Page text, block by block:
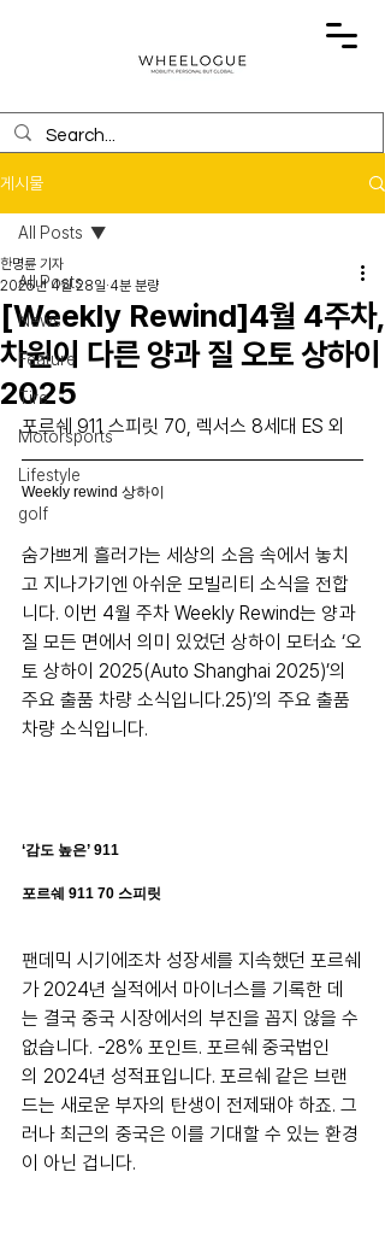
게시물
All Posts
News
Feature
Tire
Motorsports
Lifestyle
golf
All Posts
[Weekly Rewind]4월 4주차,
차원이 다른 양과 질 오토 상하이
2025
한명륜 기자
2025년 4월 28일 4분 분량
포르쉐 911 스피릿 70, 렉서스 8세대 ES 외
Weekly rewind 상하이
숨가쁘게 흘러가는 세상의 소음 속에서 놓치
고 지나가기엔 아쉬운 모빌리티 소식을 전합
니다. 이번 4월 주차 Weekly Rewind는 양과
질 모든 면에서 의미 있었던 상하이 모터쇼 ‘오
토 상하이 2025(Auto Shanghai 2025)’의
주요 출품 차량 소식입니다.25)’의 주요 출품
차량 소식입니다.
‘감도 높은’ 911
포르쉐 911 70 스피릿
팬데믹 시기에조차 성장세를 지속했던 포르쉐
가 2024년 실적에서 마이너스를 기록한 데
는 결국 중국 시장에서의 부진을 꼽지 않을 수
없습니다. -28% 포인트. 포르쉐 중국법인
의 2024년 성적표입니다. 포르쉐 같은 브랜
드는 새로운 부자의 탄생이 전제돼야 하죠. 그
러나 최근의 중국은 이를 기대할 수 있는 환경
이 아닌 겁니다.